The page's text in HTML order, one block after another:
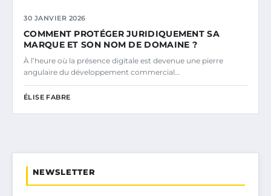
30 JANVIER 2026
COMMENT PROTÉGER JURIDIQUEMENT SA
MARQUE ET SON NOM DE DOMAINE ?
À l’heure où la présence digitale est devenue une pierre
angulaire du développement commercial…
ÉLISE FABRE
NEWSLETTER